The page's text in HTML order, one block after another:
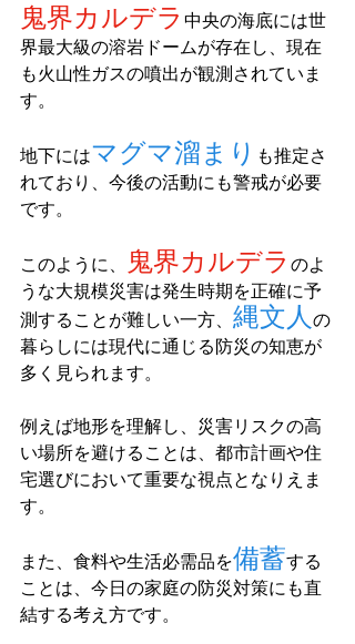
鬼界カルデラ 中央の海底には世
界最大級の溶岩ドームが存在し、現在
も火山性ガスの噴出が観測されていま
す。
地下にはマグマ溜まり も推定さ
れており、今後の活動にも警戒が必要
です。
このように、 鬼界カルデラ のよ
うな大規模災害は発生時期を正確に予
測することが難しい一方、 縄文人 の
暮らしには現代に通じる防災の知恵が
多く見られます。
例えば地形を理解し、災害リスクの高
い場所を避けることは、都市計画や住
宅選びにおいて重要な視点となりえま
す。
また、食料や生活必需品を備蓄する
ことは、今日の家庭の防災対策にも直
結する考え方です。